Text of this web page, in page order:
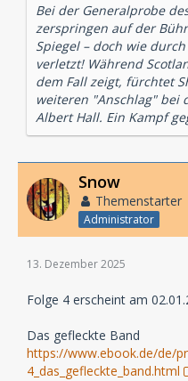
Bei der Generalprobe
zerspringen auf der
Spiegel – doch wie
verletzt! Während
dem Fall zeigt, fürchtet
weiteren "Anschlag" bei
Albert Hall. Ein Kampf
Snow
Themenstarter
Administrator
13. Dezember 2025
Folge 4 erscheint am
Das gefleckte Band
https://www.ebook.de/de/
4_das_gefleckte_band.html